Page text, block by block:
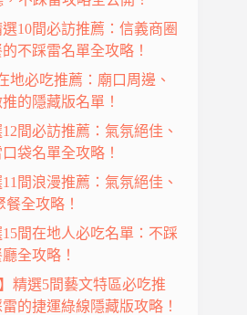
10間必訪推薦：信義商圈
不踩雷名單全攻略！
地必吃推薦：廟口周邊、
的隱藏版名單！
間必訪推薦：氣氛絕佳、
袋名單全攻略！
間浪漫推薦：氣氛絕佳、
全攻略！
15間在地人必吃名單：不踩
全攻略！
精選5間藝文特區必吃推
的捷運綠線隱藏版攻略！